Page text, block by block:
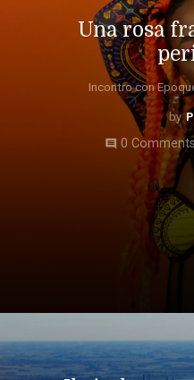
Una rosa
Incontro con
comment 0 Comments